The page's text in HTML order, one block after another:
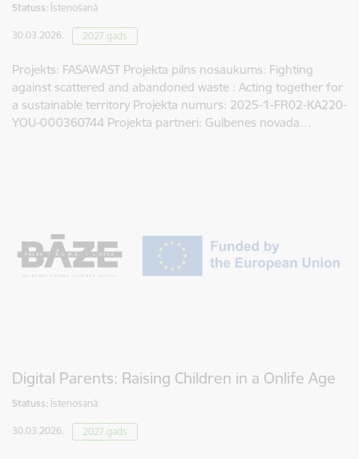
Statuss: Īstenošanā
30.03.2026. 2027.gads
Projekts: FASAWAST Projekta pilns nosaukums: Fighting
against scattered and abandoned waste : Acting together for
a sustainable territory Projekta numurs: 2025-1-FR02-KA220-
YOU-000360744 Projekta partneri: Gulbenes novada…
Digital Parents: Raising Children in a Onlife Age
Statuss: Īstenošanā
30.03.2026. 2027.gads